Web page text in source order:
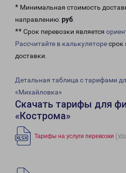
* Минимальная стоимость
направлению: руб.
** Срок перевозки является
Рассчитайте в калькуляторесрок
доставки.
Детальная таблица с тарифами
«Михайловка»
Скачать тарифы для
«Кострома»
Тарифы на услуги перевозки